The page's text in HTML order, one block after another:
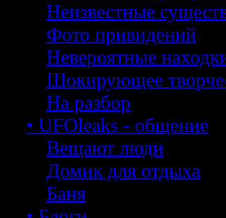
Неизвестные
Фото привидений
Невероятные
Шокирующее
На разбор
• UFOleaks - общение
Вещают люди
Домик для отдыха
Баня